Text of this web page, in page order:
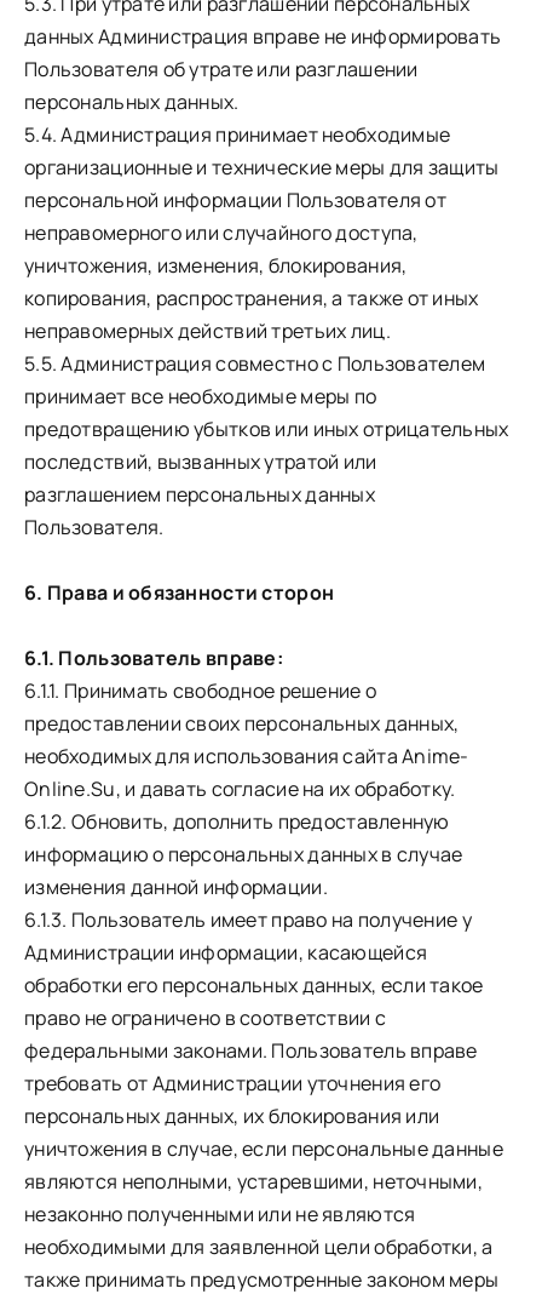
данных Администрация вправе не информировать
Пользователя об утрате или разглашении
персональных данных.
5.4. Администрация принимает необходимые
организационные и технические меры для защиты
персональной информации Пользователя от
неправомерного или случайного доступа,
уничтожения, изменения, блокирования,
копирования, распространения, а также от иных
неправомерных действий третьих лиц.
5.5. Администрация совместно с Пользователем
принимает все необходимые меры по
предотвращению убытков или иных отрицательных
последствий, вызванных утратой или
разглашением персональных данных
Пользователя.
6. Права и обязанности сторон
6.1. Пользователь вправе:
6.1.1. Принимать свободное решение о
предоставлении своих персональных данных,
необходимых для использования сайта Anime-
Online.Su, и давать согласие на их обработку.
6.1.2. Обновить, дополнить предоставленную
информацию о персональных данных в случае
изменения данной информации.
6.1.3. Пользователь имеет право на получение у
Администрации информации, касающейся
обработки его персональных данных, если такое
право не ограничено в соответствии с
федеральными законами. Пользователь вправе
требовать от Администрации уточнения его
персональных данных, их блокирования или
уничтожения в случае, если персональные данные
являются неполными, устаревшими, неточными,
незаконно полученными или не являются
необходимыми для заявленной цели обработки, а
также принимать предусмотренные законом меры